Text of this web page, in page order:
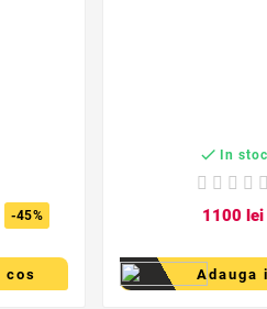
-45%
cos
 In stoc
1100 lei
Adauga